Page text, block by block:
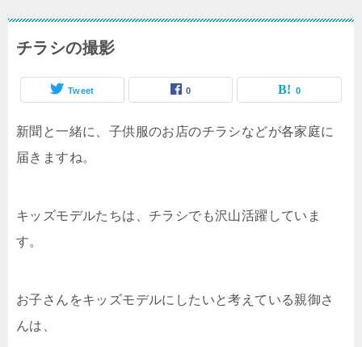
チラシの撮影
Tweet 0 0
新聞と一緒に、子供服のお店のチラシなどが各家庭に
届きますね。
キッズモデルたちは、チラシでも沢山活躍していま
す。
お子さんをキッズモデルにしたいと考えている親御さ
んは、